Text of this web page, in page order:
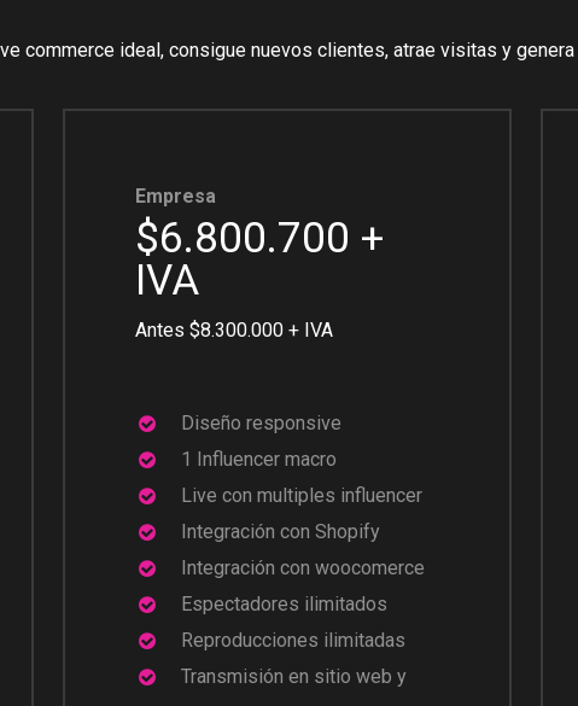
commerce ideal, consigue nuevos clientes, atrae visitas y genera
Empresa
$6.800.700 +
IVA
Antes $8.300.000 + IVA
Diseño responsive
1 Influencer macro
Live con multiples influencer
Integración con Shopify
Integración con woocomerce
Espectadores ilimitados
Reproducciones ilimitadas
Transmisión en sitio web y